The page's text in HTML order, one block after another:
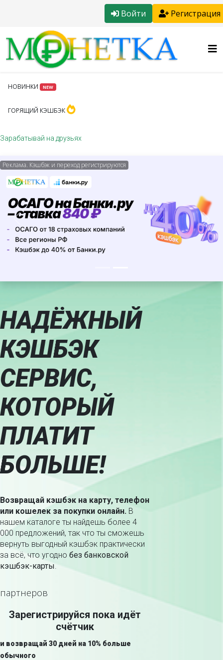
Войти Регистрация
НОВИНКИ NEW
ГОРЯЩИЙ КЭШБЭК
Зарабатывай на друзьях
Реклама. Кэшбэк и переход регистрируются
Next
НАДЁЖНЫЙ
КЭШБЭК
СЕРВИС,
КОТОРЫЙ
ПЛАТИТ
БОЛЬШЕ!
Возвращай кэшбэк на карту, телефон
или кошелек за покупки онлайн. В
нашем каталоге ты найдешь более 4
000 предложений, так что ты сможешь
вернуть выгодный кэшбэк практически
за всё, что угодно без банковской
кэшбэк-карты.
партнеров
Зарегистрируйся пока идёт
счётчик
и возвращай 30 дней на 10% больше
обычного